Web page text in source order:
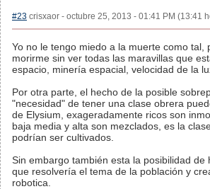
#23 crisxaor - octubre 25, 2013 - 01:41 PM (13:41
Yo no le tengo miedo a la muerte como tal,
morirme sin ver todas las maravillas que
espacio, minería espacial, velocidad de la
Por otra parte, el hecho de la posible
"necesidad" de tener una clase obrera
de Elysium, exageradamente ricos son
baja media y alta son mezclados, es la
podrían ser cultivados.
Sin embargo también esta la posibilidad de
que resolvería el tema de la población y
robotica.